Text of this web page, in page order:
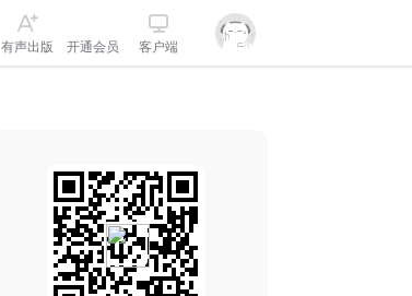
有声出版 开通会员 客户端